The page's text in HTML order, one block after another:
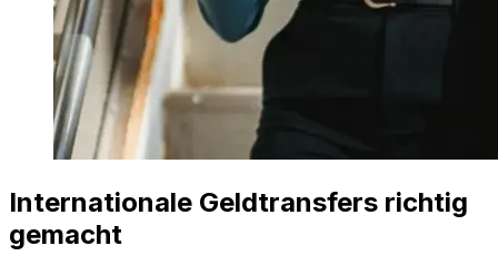
Internationale Geldtransfers richtig
gemacht